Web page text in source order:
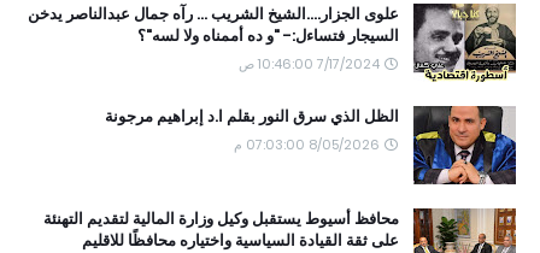
علوى الجزار....الشيخ الشريب ... رآه جمال عبدالناصر يدخن
السيجار فتساءل:- "و ده أممناه ولا لسه"؟
7/17/2024 10:46:00 ص
الظل الذي سرق النور بقلم ا.د إبراهيم مرجونة
8/05/2026 07:03:00 م
محافظ أسيوط يستقبل وكيل وزارة المالية لتقديم التهنئة
على ثقة القيادة السياسية واختياره محافظًا للاقليم